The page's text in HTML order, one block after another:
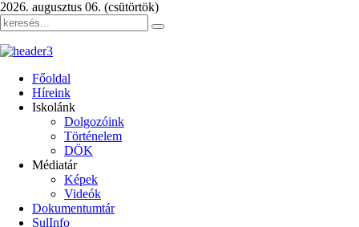
2026. augusztus 06. (csütörtök)
Főoldal
Híreink
Iskolánk
Dolgozóink
Történelem
DÖK
Médiatár
Képek
Videók
Dokumentumtár
SulInfo